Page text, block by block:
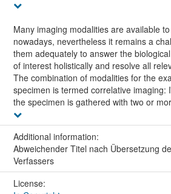
Many imaging modalities are available
nowadays, nevertheless it remains a
them adequately to answer the
of interest holistically and resolve all
The combination of modalities for the
specimen is termed correlative imaging:
the specimen is gathered with two or
Additional information:
Abweichender Titel nach Übersetzung
Verfassers
License: